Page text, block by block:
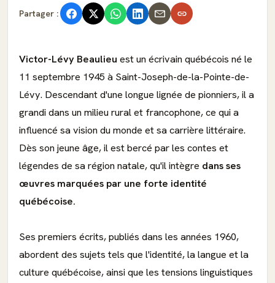
Partager :
Victor-Lévy Beaulieu est un écrivain québécois né le
11 septembre 1945 à Saint-Joseph-de-la-Pointe-de-
Lévy. Descendant d'une longue lignée de pionniers, il a
grandi dans un milieu rural et francophone, ce qui a
influencé sa vision du monde et sa carrière littéraire.
Dès son jeune âge, il est bercé par les contes et
légendes de sa région natale, qu'il intègre dans ses
œuvres marquées par une forte identité
québécoise.
Ses premiers écrits, publiés dans les années 1960,
abordent des sujets tels que l'identité, la langue et la
culture québécoise, ainsi que les tensions linguistiques